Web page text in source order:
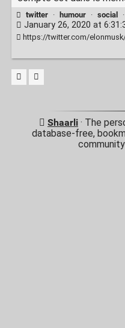
twitter · humour · social ·
January 26, 2020 at
https://twitter.com/
Shaarli· The
database-free,
community